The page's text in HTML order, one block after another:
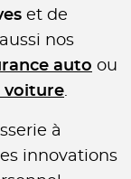
et de
nos
auto ou
voiture.
à
innovations